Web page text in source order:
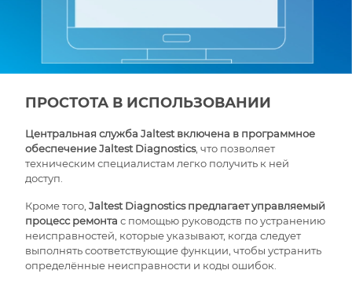
ПРОСТОТА В ИСПОЛЬЗОВАНИИ
Центральная служба Jaltestвключена в программное
обеспечение Jaltest Diagnostics, что позволяет
техническим специалистам легко получить к ней
доступ.
Кроме того, Jaltest Diagnostics предлагает управляемый
процесс ремонта с помощью руководств по устранению
неисправностей, которые указывают, когда следует
выполнять соответствующие функции, чтобы устранить
определённые неисправности и коды ошибок.